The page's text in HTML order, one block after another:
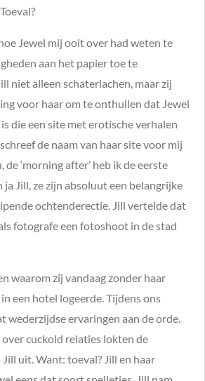
Jewel mij ooit over had weten te
aan het papier toe te
niet alleen schaterlachen, maar zij
voor haar om te onthullen dat Jewel
die een site met erotische verhalen
de naam van haar site voor mij
‘morning after’ heb ik de eerste
ja Jill, ze zijn absoluut een belangrijke
ochtenderectie. Jill vertelde dat
fotografe een fotoshoot in de stad
waarom zij vandaag zonder haar
een hotel logeerde. Tijdens ons
wederzijdse ervaringen aan de orde.
cuckold relaties lokten de
uit. Want: toeval? Jill en haar